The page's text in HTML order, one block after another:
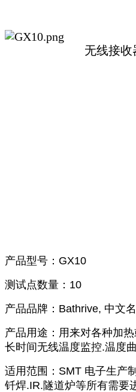
产品型号：GX10
测试点数量：10
产品品牌：Bathrive, 中文
产品用途：用来对各种加
长时间无线温度监控.温度
适用范围：SMT 电子生产
钎焊.IR.隧道炉等所有需要